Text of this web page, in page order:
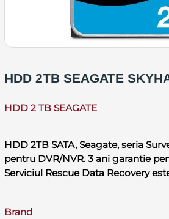
HDD 2TB SEAGATE
HDD 2 TB SEAGATE
HDD 2TB SATA, Seagate, seria
pentru DVR/NVR. 3 ani garantie
Serviciul Rescue Data Recovery
Brand